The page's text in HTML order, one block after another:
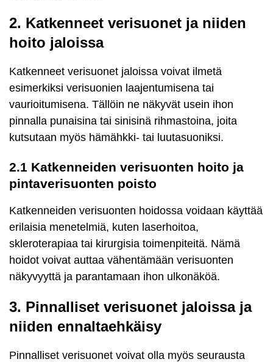
2. Katkenneet verisuonet ja niiden
hoito jaloissa
Katkenneet verisuonet jaloissa voivat ilmetä
esimerkiksi verisuonien laajentumisena tai
vaurioitumisena. Tällöin ne näkyvät usein ihon
pinnalla punaisina tai sinisinä rihmastoina, joita
kutsutaan myös hämähkki- tai luutasuoniksi.
2.1 Katkenneiden verisuonten hoito ja
pintaverisuonten poisto
Katkenneiden verisuonten hoidossa voidaan käyttää
erilaisia menetelmiä, kuten laserhoitoa,
skleroterapiaa tai kirurgisia toimenpiteitä. Nämä
hoidot voivat auttaa vähentämään verisuonten
näkyvyyttä ja parantamaan ihon ulkonäköä.
3. Pinnalliset verisuonet jaloissa ja
niiden ennaltaehkäisy
Pinnalliset verisuonet voivat olla myös seurausta